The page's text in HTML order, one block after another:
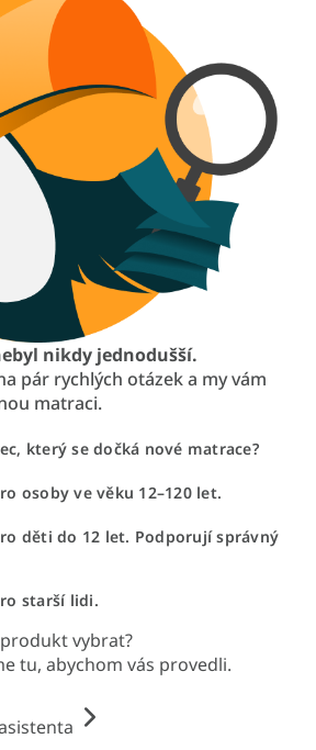
nikdy jednodušší.
pár rychlých otázek a my vám
matraci.
který se dočká nové matrace?
osoby ve věku 12–120 let.
děti do 12 let. Podporují správný
starší lidi.
vybrat?
tu, abychom vás provedli.